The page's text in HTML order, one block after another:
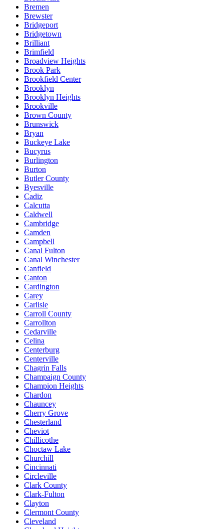
Bremen
Brewster
Bridgeport
Bridgetown
Brilliant
Brimfield
Broadview Heights
Brook Park
Brookfield Center
Brooklyn
Brooklyn Heights
Brookville
Brown County
Brunswick
Bryan
Buckeye Lake
Bucyrus
Burlington
Burton
Butler County
Byesville
Cadiz
Calcutta
Caldwell
Cambridge
Camden
Campbell
Canal Fulton
Canal Winchester
Canfield
Canton
Cardington
Carey
Carlisle
Carroll County
Carrollton
Cedarville
Celina
Centerburg
Centerville
Chagrin Falls
Champaign County
Champion Heights
Chardon
Chauncey
Cherry Grove
Chesterland
Cheviot
Chillicothe
Choctaw Lake
Churchill
Cincinnati
Circleville
Clark County
Clark-Fulton
Clayton
Clermont County
Cleveland